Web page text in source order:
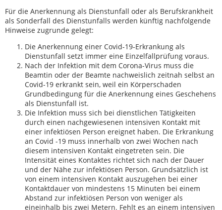
Für die Anerkennung als Dienstunfall oder als Berufskrankheit
als Sonderfall des Dienstunfalls werden künftig nachfolgende
Hinweise zugrunde gelegt:
Die Anerkennung einer Covid-19-Erkrankung als
Dienstunfall setzt immer eine Einzelfallprüfung voraus.
Nach der Infektion mit dem Corona-Virus muss die
Beamtin oder der Beamte nachweislich zeitnah selbst an
Covid-19 erkrankt sein, weil ein Körperschaden
Grundbedingung für die Anerkennung eines Geschehens
als Dienstunfall ist.
Die Infektion muss sich bei dienstlichen Tätigkeiten
durch einen nachgewiesenen intensiven Kontakt mit
einer infektiösen Person ereignet haben. Die Erkrankung
an Covid -19 muss innerhalb von zwei Wochen nach
diesem intensiven Kontakt eingetreten sein. Die
Intensität eines Kontaktes richtet sich nach der Dauer
und der Nähe zur infektiösen Person. Grundsätzlich ist
von einem intensiven Kontakt auszugehen bei einer
Kontaktdauer von mindestens 15 Minuten bei einem
Abstand zur infektiösen Person von weniger als
eineinhalb bis zwei Metern. Fehlt es an einem intensiven